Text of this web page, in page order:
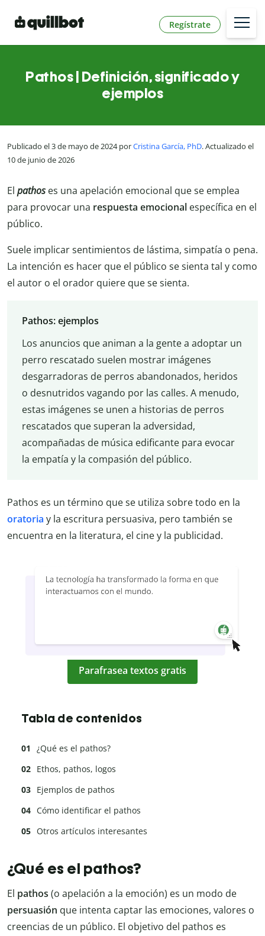
Regístrate
Pathos | Definición, significado y
ejemplos
Publicado el 3 de mayo de 2024 porCristina García, PhD. Actualizado el
10 de junio de 2026
El pathoses una apelación emocional que se emplea
para provocar una respuesta emocional específica en el
público.
Suele implicar sentimientos de lástima, simpatía o pena.
La intención es hacer que el público se sienta tal y como
el autor o el orador quiere que se sienta.
Pathos: ejemplos
Los anuncios que animan a la gente a adoptar un
perro rescatado suelen mostrar imágenes
desgarradoras de perros abandonados, heridos
o desnutridos vagando por las calles. A menudo,
estas imágenes se unen a historias de perros
rescatados que superan la adversidad,
acompañadas de música edificante para evocar
la empatía y la compasión del público.
Pathos es un término que se utiliza sobre todo en la
oratoria y la escritura persuasiva, pero también se
encuentra en la literatura, el cine y la publicidad.
Parafrasea textos gratis
Tabla de contenidos
¿Qué es el pathos?
Ethos, pathos, logos
Ejemplos de pathos
Cómo identificar el pathos
Otros artículos interesantes
¿Qué es el pathos?
El pathos (o apelación a la emoción) es un modo de
persuasión que intenta captar las emociones, valores o
creencias de un público. El objetivo del pathos es